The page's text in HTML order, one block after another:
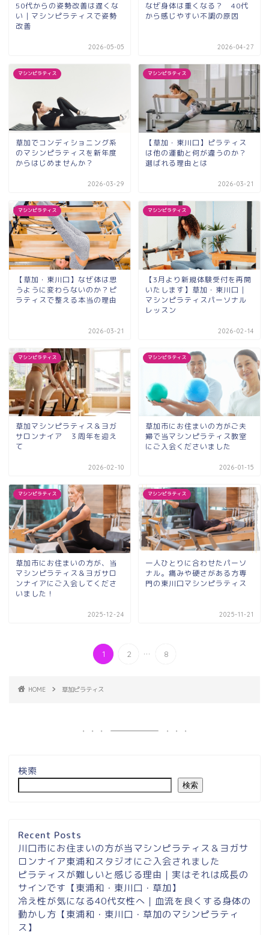
50代からの姿勢改善は遅くな
い｜マシンピラティスで姿勢
改善
2026-05-05
なぜ身体は重くなる？ 40代
から感じやすい不調の原因
2026-04-27
マシンピラティス
草加でコンディショニング系
のマシンピラティスを新年度
からはじめませんか？
2026-03-29
マシンピラティス
【草加・東川口】ピラティス
は他の運動と何が違うのか？
選ばれる理由とは
2026-03-21
マシンピラティス
【草加・東川口】なぜ体は思
うように変わらないのか？ピ
ラティスで整える本当の理由
2026-03-21
マシンピラティス
【3月より新規体験受付を再開
いたします】草加・東川口｜
マシンピラティスパーソナル
レッスン
2026-02-14
マシンピラティス
草加マシンピラティス＆ヨガ
サロンナイア ３周年を迎え
て
2026-02-10
マシンピラティス
草加市にお住まいの方がご夫
婦で当マシンピラティス教室
にご入会くださいました
2026-01-15
マシンピラティス
草加市にお住まいの方が、当
マシンピラティス＆ヨガサロ
ンナイアにご入会してくださ
いました！
2025-12-24
マシンピラティス
一人ひとりに合わせたパーソ
ナル。痛みや硬さがある方専
門の東川口マシンピラティス
2025-11-21
1 2 ... 8
HOME 草加ピラティス
検索
検索
Recent Posts
川口市にお住まいの方が当マシンピラティス＆ヨガサ
ロンナイア東浦和スタジオにご入会されました
ピラティスが難しいと感じる理由｜実はそれは成長の
サインです【東浦和・東川口・草加】
冷え性が気になる40代女性へ｜血流を良くする身体の
動かし方【東浦和・東川口・草加のマシンピラティ
ス】
内
東浦和スタジオ予約
東浦和｜大人女性のための